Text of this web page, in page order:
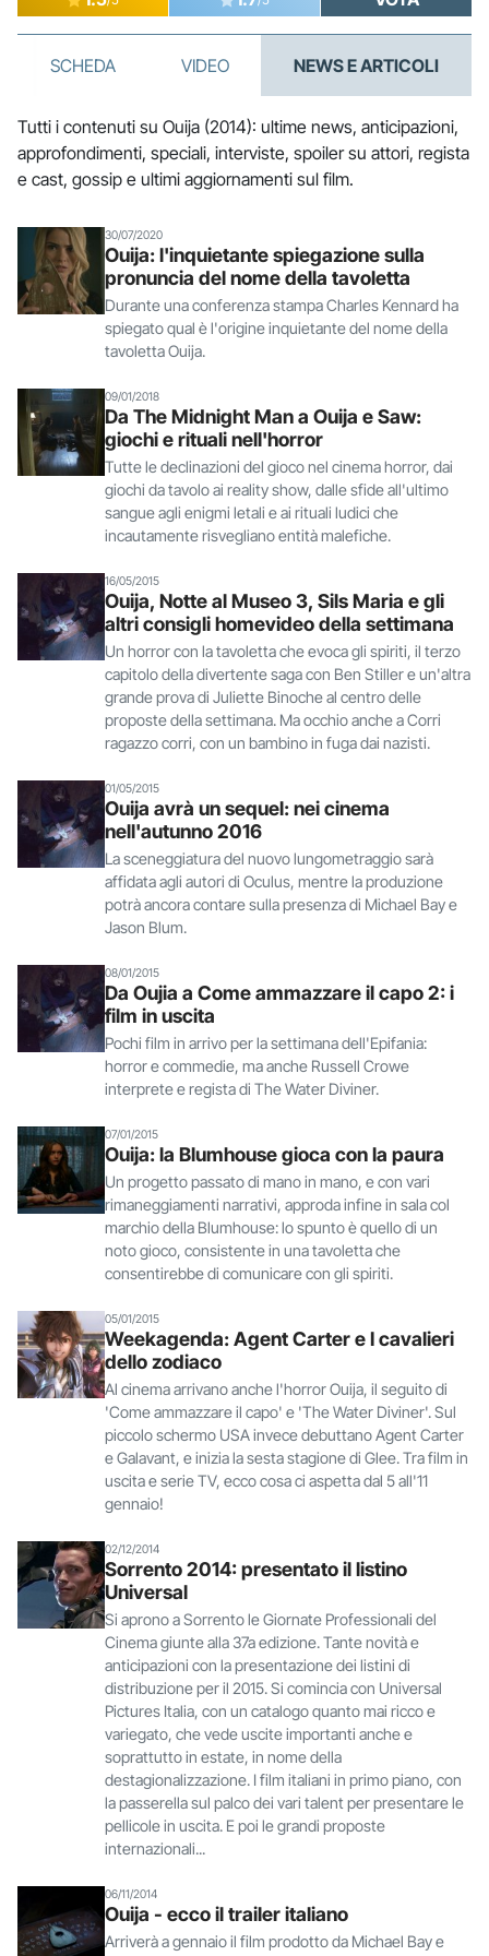
SCHEDA VIDEO NEWS E ARTICOLI
Tutti i contenuti su Ouija (2014): ultime news, anticipazioni,
approfondimenti, speciali, interviste, spoiler su attori, regista
e cast, gossip e ultimi aggiornamenti sul film.
30/07/2020
Ouija: l'inquietante spiegazione sulla
pronuncia del nome della tavoletta
Durante una conferenza stampa Charles Kennard ha
spiegato qual è l'origine inquietante del nome della
tavoletta Ouija.
09/01/2018
Da The Midnight Man a Ouija e Saw:
giochi e rituali nell'horror
Tutte le declinazioni del gioco nel cinema horror, dai
giochi da tavolo ai reality show, dalle sfide all'ultimo
sangue agli enigmi letali e ai rituali ludici che
incautamente risvegliano entità malefiche.
16/05/2015
Ouija, Notte al Museo 3, Sils Maria e gli
altri consigli homevideo della settimana
Un horror con la tavoletta che evoca gli spiriti, il terzo
capitolo della divertente saga con Ben Stiller e un'altra
grande prova di Juliette Binoche al centro delle
proposte della settimana. Ma occhio anche a Corri
ragazzo corri, con un bambino in fuga dai nazisti.
01/05/2015
Ouija avrà un sequel: nei cinema
nell'autunno 2016
La sceneggiatura del nuovo lungometraggio sarà
affidata agli autori di Oculus, mentre la produzione
potrà ancora contare sulla presenza di Michael Bay e
Jason Blum.
08/01/2015
Da Oujia a Come ammazzare il capo 2: i
film in uscita
Pochi film in arrivo per la settimana dell'Epifania:
horror e commedie, ma anche Russell Crowe
interprete e regista di The Water Diviner.
07/01/2015
Ouija: la Blumhouse gioca con la paura
Un progetto passato di mano in mano, e con vari
rimaneggiamenti narrativi, approda infine in sala col
marchio della Blumhouse: lo spunto è quello di un
noto gioco, consistente in una tavoletta che
consentirebbe di comunicare con gli spiriti.
05/01/2015
Weekagenda: Agent Carter e I cavalieri
dello zodiaco
Al cinema arrivano anche l'horror Ouija, il seguito di
'Come ammazzare il capo' e 'The Water Diviner'. Sul
piccolo schermo USA invece debuttano Agent Carter
e Galavant, e inizia la sesta stagione di Glee. Tra film in
uscita e serie TV, ecco cosa ci aspetta dal 5 all'11
gennaio!
02/12/2014
Sorrento 2014: presentato il listino
Universal
Si aprono a Sorrento le Giornate Professionali del
Cinema giunte alla 37a edizione. Tante novità e
anticipazioni con la presentazione dei listini di
distribuzione per il 2015. Si comincia con Universal
Pictures Italia, con un catalogo quanto mai ricco e
variegato, che vede uscite importanti anche e
soprattutto in estate, in nome della
destagionalizzazione. I film italiani in primo piano, con
la passerella sul palco dei vari talent per presentare le
pellicole in uscita. E poi le grandi proposte
internazionali...
06/11/2014
Ouija - ecco il trailer italiano
Arriverà a gennaio il film prodotto da Michael Bay e